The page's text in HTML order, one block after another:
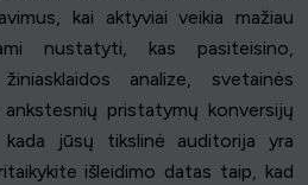
kai aktyviai veikia mažiau
nustatyti, kas pasiteisino,
analize, svetainės
pristatymų konversijų
kada jūsų tikslinė auditorija yra
išleidimo datas taip, kad